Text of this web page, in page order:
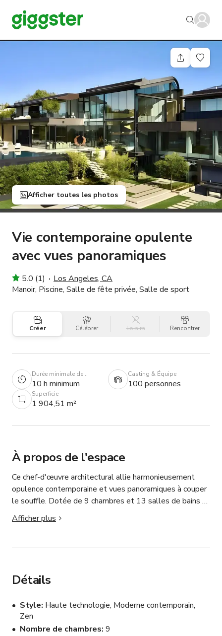
Afficher toutes les photos
Vie contemporaine opulente
avec vues panoramiques
5.0 (1)
Los Angeles, CA
Manoir, Piscine, Salle de fête privée, Salle de sport
Créer Célébrer Loisirs Rencontrer
Durée minimale de
réservation
10 h minimum
Casting & Équipe
100 personnes
Superficie
1 904,51 m²
À propos de l'espace
Ce chef-d'œuvre architectural allie harmonieusement
opulence contemporaine et vues panoramiques à couper
le souffle. Dotée de 9 chambres et 13 salles de bains
réparties sur 20 500 pieds carrés sur 1,6 acre de terrain
immaculé, cette résidence est un témoignage du design
métallique flottant sur 3 étages, qui sert de toile de
fond aux merveilles architecturales qui vous attendent.
plafonds élevés de la suite principale à la piscine à
débordement qui semble se fondre dans l'horizon.
Afficher plus
Détails
Style Haute technologie, Moderne contemporain,
Zen
Nombre de chambres 9